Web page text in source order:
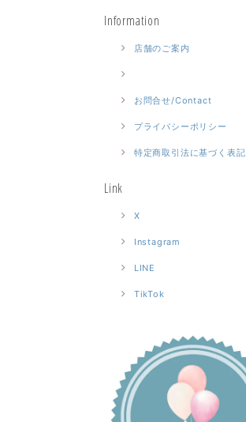
Information
店舗のご案内
お問合せ/Contact
プライバシーポリシー
特定商取引法に基づく表記
Link
X
Instagram
LINE
TikTok